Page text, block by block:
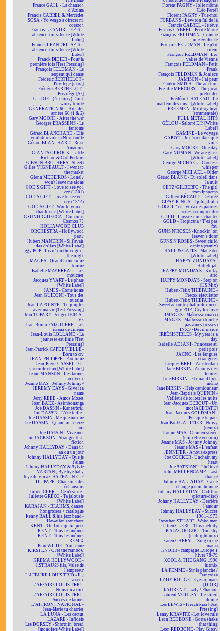
France GALL - La chanson
d'Azima
Francis CABREL & Mercedes
SOSA - Yo vengo a ofrecer mi
corazon
Francis LEANDRI - EP Ton
absence, ton silence [White
Label]
Francis LEANDRI - SP Ton
absence, ton silence [White
Label]
Franck DIDIER - Pour la
première fois [Test Pressing]
François FELDMAN - Le
serpent qui danse
Frédéric BERTHELOT -
Privilège [maxi]
Frédéric BERTHELOT -
Privilège [SP]
G-I JOE - (I'm sorry) Don't
worry tonite
GÉNÉRATION 60 - Hits des
années 60 (1 & 2)
Gary MOORE - After the war
Georges BRASSENS - Le
fantôme
Gérard BLANCHARD - Elle
voulait revoir sa Normandie
Gérard BLANCHARD - Rock
Amadour
GIANTS OF ROCK - Little
Richard & Carl Perkins
GIBSON BROTHERS - Sheela
Gilles VIGNEAULT - I went to
the market
Glenn MEDEIROS - Lonely
won't leave me alone
GOD'S GIFT - Love to see you
cry (1304)
GOD'S GIFT - Love to see you
cry (1314)
GOD'S GIFT - Would you do
that for me [White Label]
GRUNDIG/DECCA - Concours
Cosmos 70
HOLLYWOOD CLUB
ORCHESTRA - Hollywood
party
Hubert MANDRIN - Si j'avais
des dollars [White Label]
Iggy POP - Livin' on the edge of
the night
IMAGES - Quand la musique
tourne
Isabelle MAYEREAU - Les
mouches
Jacques YVART - Le phare
[White Label]
JAMES - Come home
Jean GUIDONI - Tous des
putains
Jean LAPOINTE - Tu jongles
avec ma vie [Test Pressing]
Jean TOPART - Peugeot 604 SL
V6
Jean-Bruno FALGUIÈRE - Les
écrans de cinéma
Jean-Louis ROLLAND - La
jeunesse est finie [Test
Pressing]
Jean-Patrick CAPDEVIELLE -
Born to cry
JEAN-PHILIPPE - Pardonne
Jean-Pierre CASSEL - On
s'accorde et on [White Label]
Jeane MANSON - Les larmes
aux yeux
Jeanne MAS - Johnny Johnny ²
JEREMY DAYS - Give it a
name
Jerry REED - Amos Moses
Joan BAEZ - Asimbonanga
Joe DASSIN - Kanterbräu
Joe DASSIN - L'été indien
Joe DASSIN - Me que me que
Joe DASSIN - Quand on a seize
ans
Joe DASSIN - Vive moi
Joe JACKSON - Stranger than
fiction
Johnny HALLYDAY - Dans un
an ou un jour
Johnny HALLYDAY - Que je
t'aime
Johnny HALLYDAY & Sylvie
VARTAN - Bye bye baby
Joye du vin à CHÂTEAUNEUF
DU PAPE - Chansons des
échansons
Julien CLERC - Ce n'est rien
Juliette GRÉCO - Ta jalousie
[White Label]
KARAJAN - BRAHMS, danses
hongroises + catalogue
Kenny BALL & his jazz band -
Hawaiian war chant
KENT - On fait c'qu'on peut
KENT - Tous les mômes
KENT - Tous les mômes
REMIX
Kim WILDE - You came
KIRSTEN - Over the rainbow
[White Label]
KRÉMA HOLLYWOOD -
J.STRAUSS fils, Valse de
l'empereur
L'AFFAIRE LOUIS TRIO - Il y
a ceux
L'AFFAIRE LOUIS TRIO -
Nous on a tout
L'AFFAIRE LOUIS TRIO -
Succès de larmes
L'AFFRONT NATIONAL -
Jean-Marie tu charries
LA LUNA - Les cactus
LAZARE - Infidèle
Lee DORSEY - Shortnin' bread
[monoface White Label]
Florent PAGNY - Jolie môme
[Léo Ferré]
Florent PAGNY - Tue-moi
FORBANS - Lève ton ful de là
Francis CABREL - Je rêve
Francis CABREL - Petite Marie
François FELDMAN - Comme
une évidence
François FELDMAN - Le p'tit
cireur
François FELDMAN - Les
valses de Vienne
François FELDMAN - Petit
Frank
François FELDMAN & Joniece
JAMISON - J'ai peur
Frankie SMITH - The auction
Freddie MERCURY - The great
pretender
Frédéric CHATEAU - Le
malheur des uns... [White Label]
FREEMEN - Military beat
(strumentale)
FULL METAL HITS
GÉLOU - Salomé E.P. [White
Label]
GAMINE - Le voyage
GAROU - Je n'attendais que
vous
Gary MOORE - One day
Gary NUMAN - We are glass
[White Label]
George MICHAEL - Careless
whisper
George MICHAEL - Older
Gérard BLANC - Du soleil dans
la nuit
GETZ/GILBERTO - The girl
from Ipanema
Gilbert BÉCAUD - Désirée
GIPSY KINGS - Djobi, djoba
GOGOL 1er - Voilà des paroles
faciles à comprendre
GOLD - Laissez-nous chanter
GOLD - Tropicana / T'es pas
fou
GUNS N'ROSES - Knockin' on
heaven's door
GUNS N'ROSES - Sweet child
o'mine (remix)
HALL & OATES - Maneater
[White Label]
HAPPY MONDAYS -
Hallelujah
HAPPY MONDAYS - Kinky
afro
HAPPY MONDAYS - Step on
(US Mix)
Hubert-Félix THIÉFAINE -
Precox ejaculator
Hubert-Félix THIÉFAINE -
Sweet amanite phalloïde queen
Iggy POP - Cry for love
IMAGES - Maîtresse (maxi)
IMAGES - Maîtresse (touche
pas à mes tresses)
INXS - Devil inside
IRRÉSISTIBLES - My year is a
day
Isabelle ADJANI - Princesse au
petit pois
JACNO - Les langues
étrangères
Jacques BREL - Amsterdam
Jane BIRKIN - Amours des
feintes
Jane BIRKIN - Et quand bien
même
Jane BIRKIN - Help camionneur
Jean-Baptiste QUENIN -
Veilleur de toutes les nuits
Jean-Jacques DEBOUT - Un
mot [ACÉTATE]
Jean-Jacques GOLDMAN -
Puisque tu pars
Jean-Paul GAULTIER - Noisy
(remix)
Jeanne MAS - Cœur en stéréo
(nouvelle version)
Jeanne MAS - Johnny Johnny
Jeanne MAS - L'enfant
JENNIFER - Amour express
Joe COCKER - Unchain my
heart
Joe SATRIANI - I believe
John MELLENCAMP - Last
chance
Johnny HALLYDAY - Ça ne
change pas un homme
Johnny HALLYDAY - Cadillac
(picture-disc)
Johnny HALLYDAY - Derrière
l'amour
Johnny HALLYDAY - Succès
1961-1973
Jonathan STUART - Wako man
Julien CLERC - This melody
KAJAGOOGOO - Too shy
(midnight mix)
Karen CHERYL - Sing to me
mama
KNORR - campagne Europe 1
hiver 78-79
KOOL & THE GANG 1990
hitmix
LA FEMME - Sur la planche /
Françoise
LADY ROUGE - Eyes of mars
[DIOR]
LAURENT - Lady / Pharaon
Laurent VOULZY - Le soleil
donne
Lee LEWIS - French kiss [Test
Pressing]
Lenny KRAVITZ - Let love rule
Leon REDBONE - Gotta shake
that thing
Leon REDBONE - Play Gipsy